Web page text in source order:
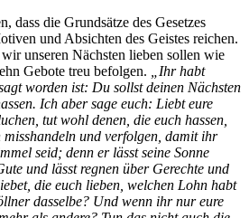
dass die Grundsätze des Gesetzes
und Absichten des Geistes reichen.
unseren Nächsten lieben sollen wie
Gebote treu befolgen.
„Ihr habt
worden ist: Du sollst deinen Nächsten
Ich aber sage euch: Liebt eure
tut wohl denen, die euch hassen,
und verfolgen, damit ihr
seid; denn er lässt seine Sonne
und lässt regnen über Gerechte und
die euch lieben, welchen Lohn habt
dasselbe? Und wenn ihr nur eure